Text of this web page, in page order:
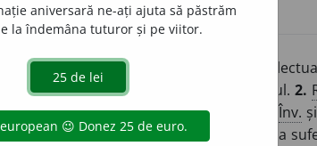
a depune un efort fizic sau
munci agricole, a lucra pământul, câmpul.2.
la cazne, a tortura.4. Refl.și Înv. și
sentimente, gânduri etc.) A provoca
aniversară ne-ați ajuta să păstrăm
la îndemâna tuturor și pe viitor.